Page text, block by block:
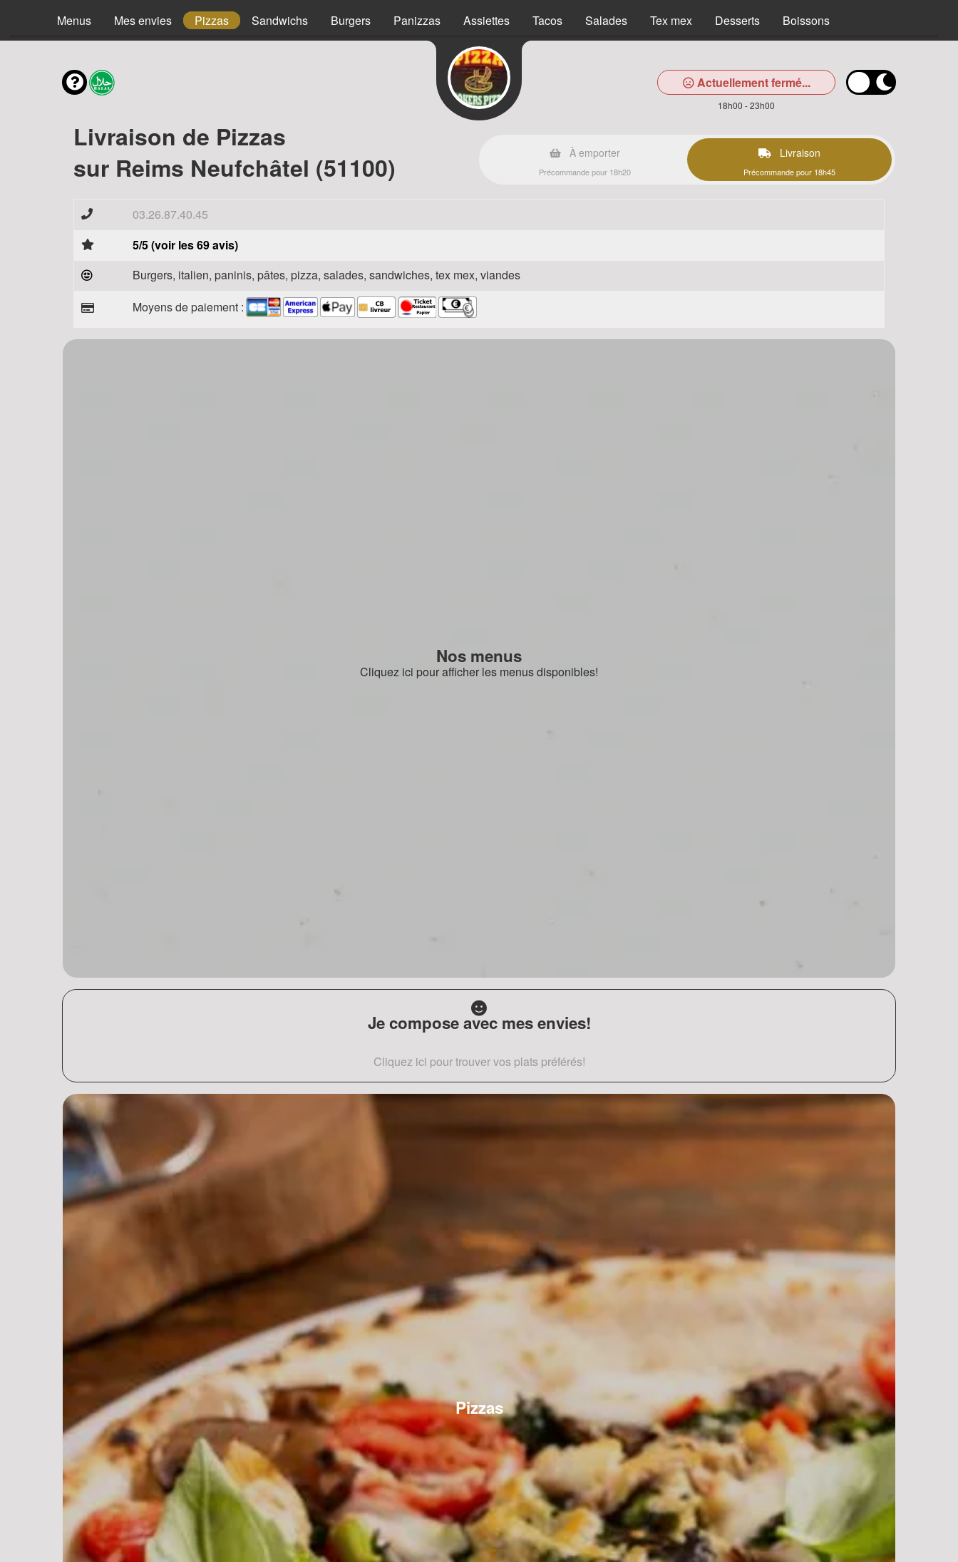
Menus Mes envies Pizzas Sandwichs Burgers Panizzas Assiettes Tacos Salades Tex mex Desserts Boissons
Actuellement fermé...
18h00 - 23h00
Livraison de Pizzas
sur Reims Neufchâtel (51100)
À emporter
Précommande pour 18h20
Livraison
Précommande pour 18h45
03.26.87.40.45
5/5 (voir les 69 avis)
Burgers, italien, paninis, pâtes, pizza, salades, sandwiches, tex mex, viandes
Moyens de paiement :
Nos menus
Cliquez ici pour afficher les menus disponibles!
Je compose avec mes envies!
Cliquez ici pour trouver vos plats préférés!
Pizzas